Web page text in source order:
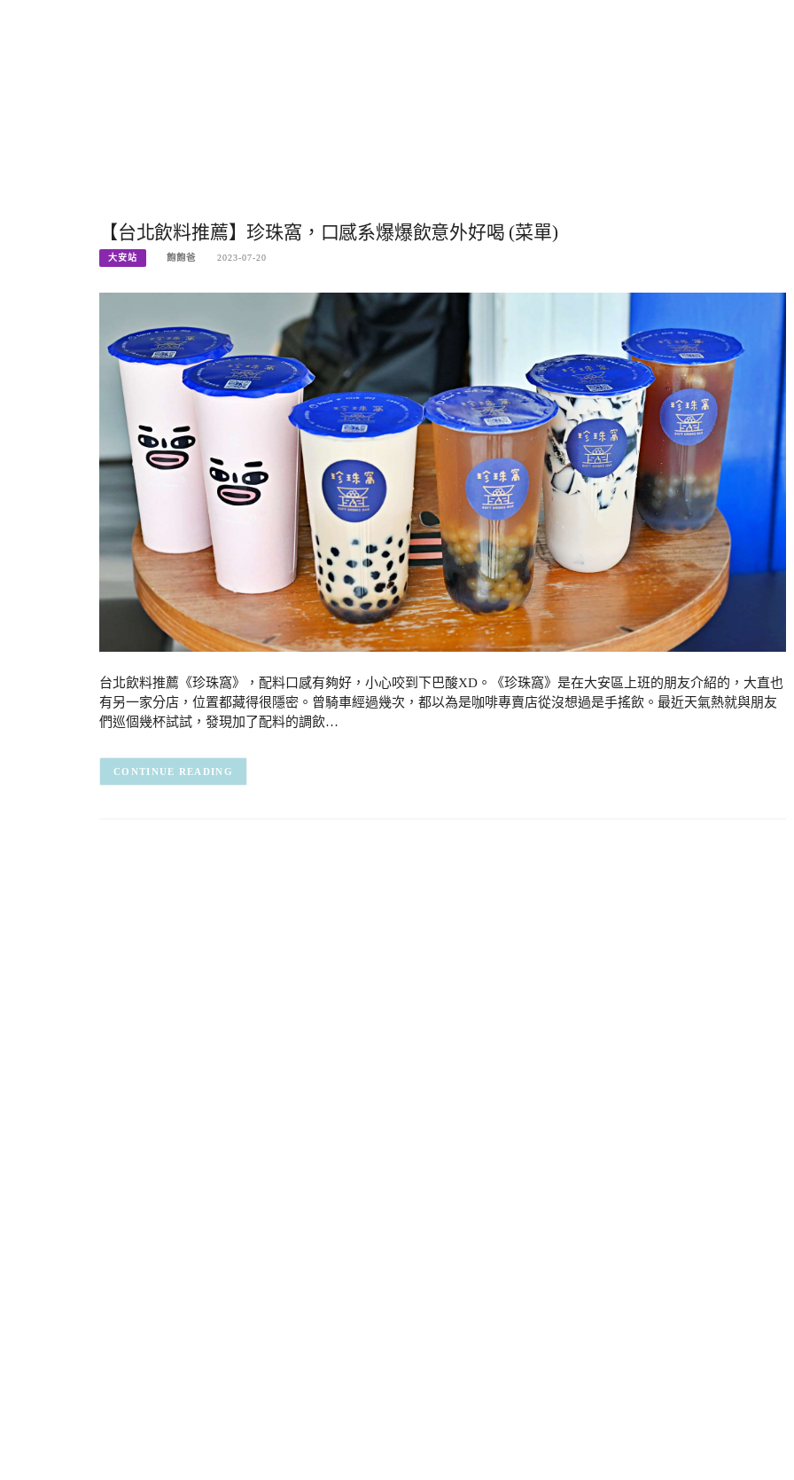
【台北飲料推薦】珍珠窩，口感系爆爆飲意外好喝 (菜單)
大安站 飽飽爸 2023-07-20
台北飲料推薦《珍珠窩》，配料口感有夠好，小心咬到下巴酸XD。《珍珠窩》是在大安區上班的朋友介紹的，大直也
有另一家分店，位置都藏得很隱密。曾騎車經過幾次，都以為是咖啡專賣店從沒想過是手搖飲。最近天氣熱就與朋友
們巡個幾杯試試，發現加了配料的調飲…
CONTINUE READING